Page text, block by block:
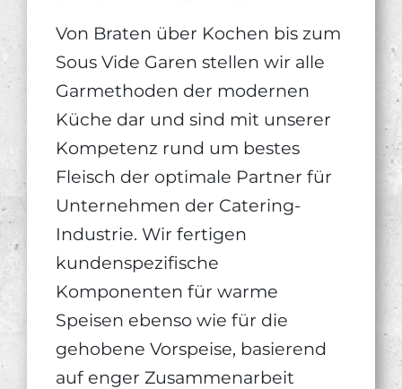
Von Braten über Kochen bis zum
Sous Vide Garen stellen wir alle
Garmethoden der modernen
Küche dar und sind mit unserer
Kompetenz rund um bestes
Fleisch der optimale Partner für
Unternehmen der Catering-
Industrie. Wir fertigen
kundenspezifische
Komponenten für warme
Speisen ebenso wie für die
gehobene Vorspeise, basierend
auf enger Zusammenarbeit